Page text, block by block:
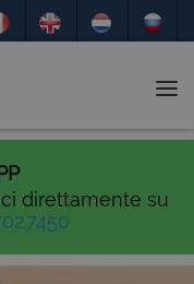
direttamente su